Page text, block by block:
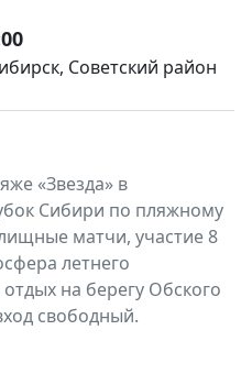
Советский район
«Звезда» в
Сибири по пляжному
матчи, участие 8
летнего
на берегу Обского
свободный.
регби